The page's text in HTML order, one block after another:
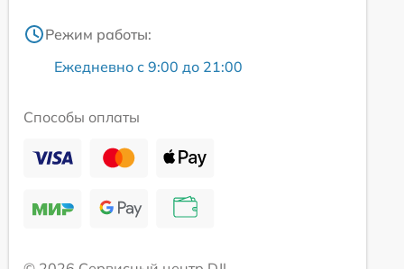
Режим работы:
Ежедневно с 9:00 до 21:00
Способы оплаты